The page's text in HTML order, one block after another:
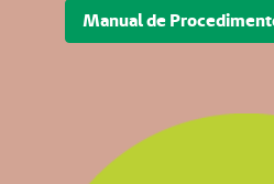
Manual de